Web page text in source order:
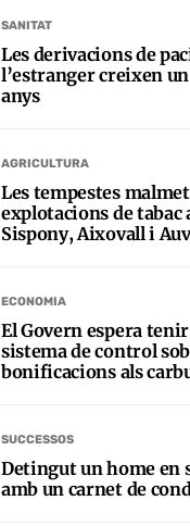
SANITAT
Les derivacions de
l’estranger creixen
anys
AGRICULTURA
Les tempestes
explotacions de tabac
Sispony, Aixovall i
ECONOMIA
El Govern espera
sistema de control
bonificacions als
SUCCESSOS
Detingut un home en
amb un carnet de